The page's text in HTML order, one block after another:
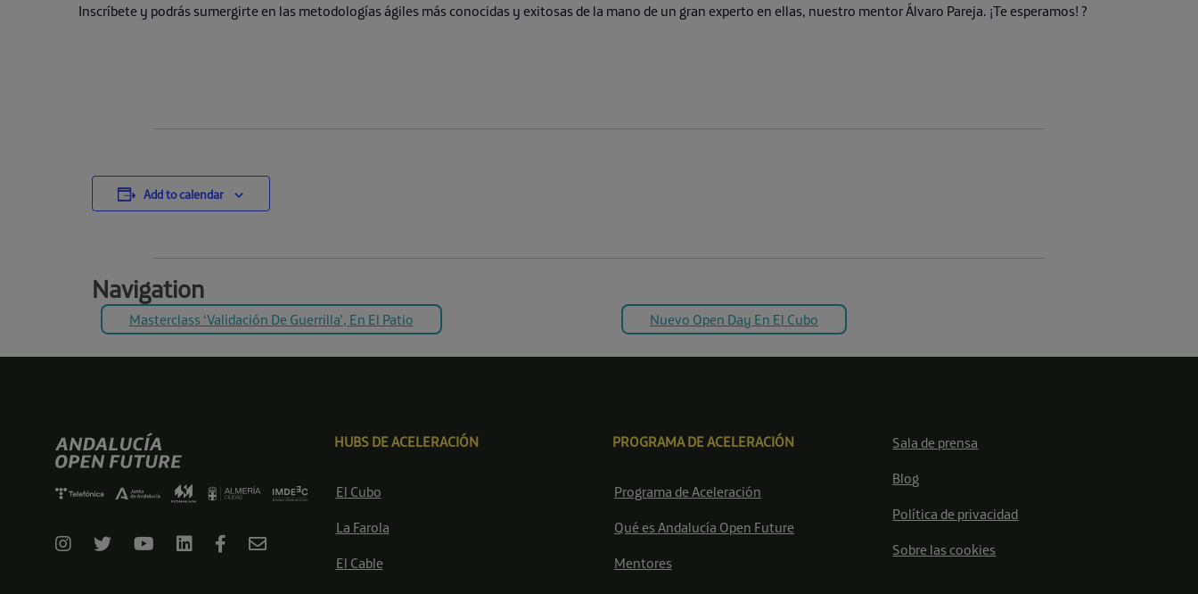
Inscríbete y podrás sumergirte en las metodologías ágiles más conocidas y exitosas de la mano de un gran experto en ellas, nuestro mentor Álvaro Pareja. ¡Te esperamos! ?
Add to calendar
Navigation
Masterclass ‘Validación De Guerrilla’, En El Patio Nuevo Open Day En El Cubo
HUBS DE ACELERACIÓN
El Cubo
La Farola
El Cable
PROGRAMA DE ACELERACIÓN
Programa de Aceleración
Qué es Andalucía Open Future
Mentores
Sala de prensa
Blog
Política de privacidad
Sobre las cookies